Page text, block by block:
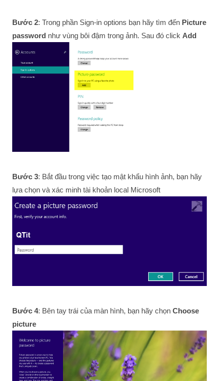
Bước 2: Trong phần Sign-in options bạn hãy tìm đến Picture
password như vùng bôi đậm trong ảnh. Sau đó click Add
Bước 3: Bắt đầu trong việc tạo mật khẩu hình ảnh, bạn hãy
lựa chọn và xác minh tài khoản local Microsoft
Bước 4: Bên tay trái của màn hình, bạn hãy chọn Choose
picture